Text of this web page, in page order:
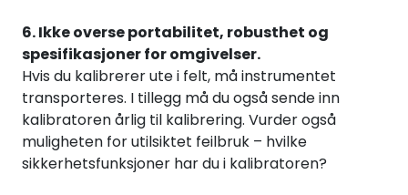
6. Ikke overse portabilitet, robusthet og
spesifikasjoner for omgivelser.
Hvis du kalibrerer ute i felt, må instrumentet
transporteres. I tillegg må du også sende inn
kalibratoren årlig til kalibrering. Vurder også
muligheten for utilsiktet feilbruk – hvilke
sikkerhetsfunksjoner har du i kalibratoren?